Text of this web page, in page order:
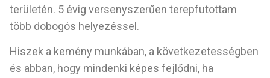
területén. 5 évig versenyszerűen terepfutottam
több dobogós helyezéssel.
Hiszek a kemény munkában, a következetességben
és abban, hogy mindenki képes fejlődni, ha